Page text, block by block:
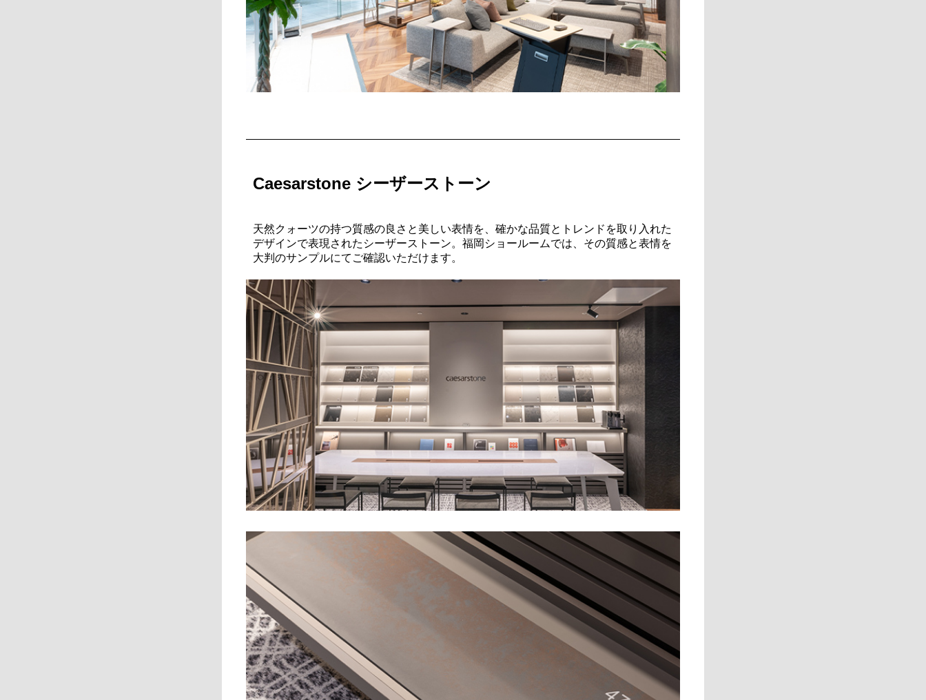
Caesarstone シーザーストーン
天然クォーツの持つ質感の良さと美しい表情を、確かな品質とトレンドを取り入れた
デザインで表現されたシーザーストーン。福岡ショールームでは、その質感と表情を
大判のサンプルにてご確認いただけます。